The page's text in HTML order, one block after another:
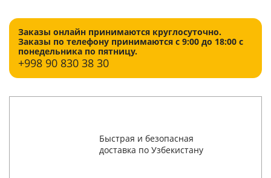
Заказы онлайн принимаются круглосуточно.
Заказы по телефону принимаются с 9:00 до 18:00 с
понедельника по пятницу.
+99890 830 38 30
Быстрая и безопасная
доставка по Узбекистану